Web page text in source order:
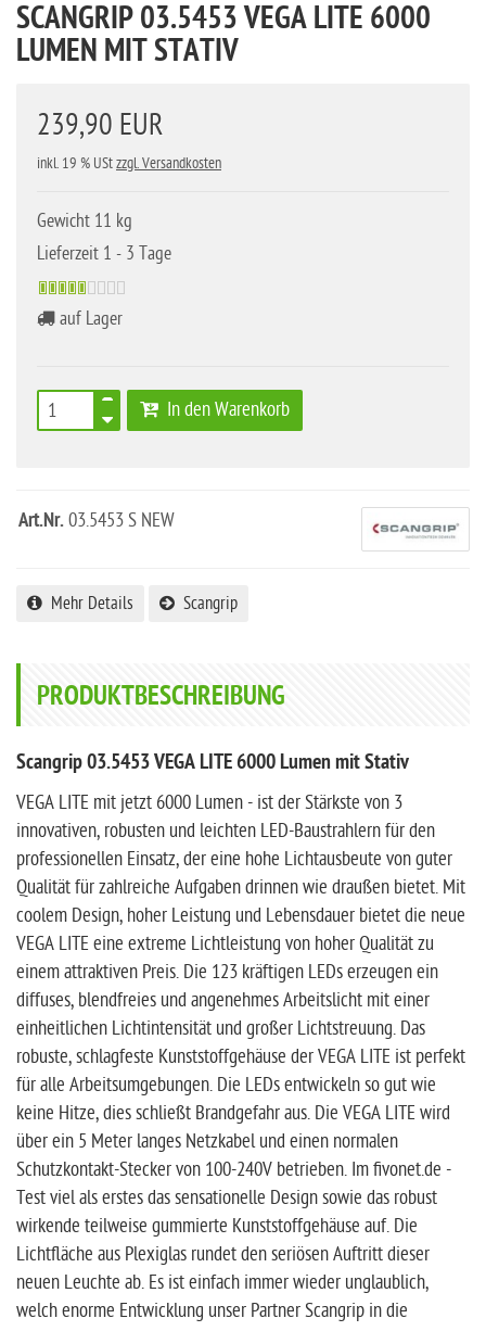
SCANGRIP 03.5453 VEGA LITE 6000
LUMEN MIT STATIV
239,90 EUR
inkl. 19 % UStzzgl. Versandkosten
Gewicht 11 kg
Lieferzeit 1 - 3 Tage
auf Lager
In den Warenkorb
Art.Nr.03.5453 S NEW
Mehr Details Scangrip
PRODUKTBESCHREIBUNG
Scangrip 03.5453 VEGA LITE 6000 Lumen mit Stativ
VEGA LITE mit jetzt 6000 Lumen - ist der Stärkste von 3
innovativen, robusten und leichten LED-Baustrahlern für den
professionellen Einsatz, der eine hohe Lichtausbeute von guter
Qualität für zahlreiche Aufgaben drinnen wie draußen bietet. Mit
coolem Design, hoher Leistung und Lebensdauer bietet die neue
VEGA LITE eine extreme Lichtleistung von hoher Qualität zu
einem attraktiven Preis. Die 123 kräftigen LEDs erzeugen ein
diffuses, blendfreies und angenehmes Arbeitslicht mit einer
einheitlichen Lichtintensität und großer Lichtstreuung. Das
robuste, schlagfeste Kunststoffgehäuse der VEGA LITE ist perfekt
für alle Arbeitsumgebungen. Die LEDs entwickeln so gut wie
keine Hitze, dies schließt Brandgefahr aus. Die VEGA LITE wird
über ein 5 Meter langes Netzkabel und einen normalen
Schutzkontakt-Stecker von 100-240V betrieben. Im fivonet.de -
Test viel als erstes das sensationelle Design sowie das robust
wirkende teilweise gummierte Kunststoffgehäuse auf. Die
Lichtfläche aus Plexiglas rundet den seriösen Auftritt dieser
neuen Leuchte ab. Es ist einfach immer wieder unglaublich,
welch enorme Entwicklung unser Partner Scangrip in die